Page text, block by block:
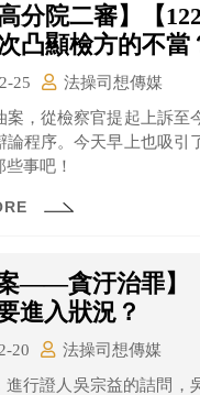
高分院二審】【
凸顯檢方的不當
25
法操司想傳媒
案，從檢察官提起上訴至
論程序。今天早上也吸引
事吧！
案——貪汙治罪】
進入狀況？
20
法操司想傳媒
進行證人吳宗益的詰問，